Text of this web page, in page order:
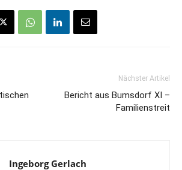
Nächster Artikel
Bericht aus Bumsdorf XI –
Familienstreit
Ingeborg Gerlach